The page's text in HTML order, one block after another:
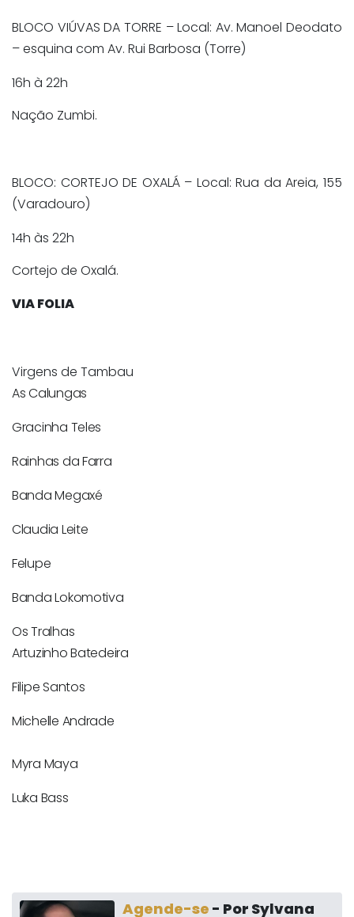
BLOCO VIÚVAS DA TORRE – Local: Av. Manoel Deodato
– esquina com Av. Rui Barbosa (Torre)
16h à 22h
Nação Zumbi.
BLOCO: CORTEJO DE OXALÁ – Local: Rua da Areia, 155
(Varadouro)
14h às 22h
Cortejo de Oxalá.
VIA FOLIA
Virgens de Tambau
As Calungas
Gracinha Teles
Rainhas da Farra
Banda Megaxé
Claudia Leite
Felupe
Banda Lokomotiva
Os Tralhas
Artuzinho Batedeira
Filipe Santos
Michelle Andrade
Myra Maya
Luka Bass
Agende-se - Por Sylvana